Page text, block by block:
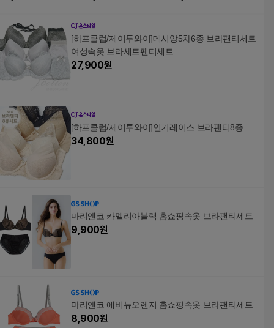
26cm + 매직핸즈 분
형 손잡이, 1세트
[하프클럽/제이투와이]데시앙5차6종 브라팬티세트
여성속옷 브라세트팬티세트
27,900원
[하프클럽/제이투와이]인기레이스 브라팬티8종
34,800원
마리엔코 카멜리아블랙 홈쇼핑속옷 브라팬티세트
9,900원
마리엔코 애비뉴오렌지 홈쇼핑속옷 브라팬티세트
8,900원